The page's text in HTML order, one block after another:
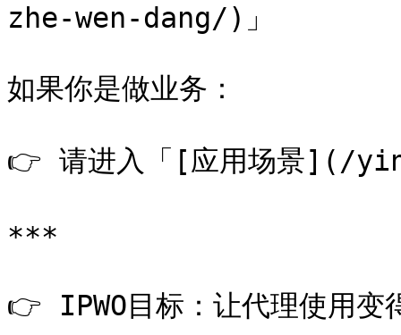
zhe-wen-dang/)」
如果你是做业务：
👉 请进入「[应用场景](/
***
👉 IPWO目标：让代理使用变